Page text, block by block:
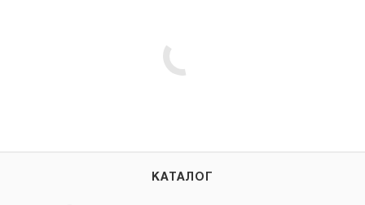
КАТАЛОГ